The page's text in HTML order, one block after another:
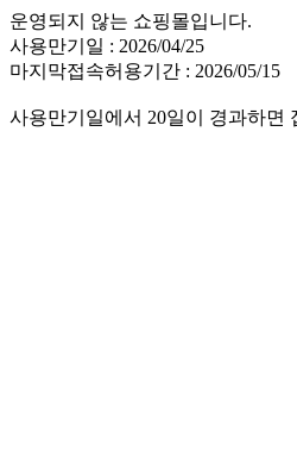
운영되지 않는 쇼핑몰입니다.
사용만기일 : 2026/04/25
마지막접속허용기간 : 2026/05/15
사용만기일에서 20일이 경과하면